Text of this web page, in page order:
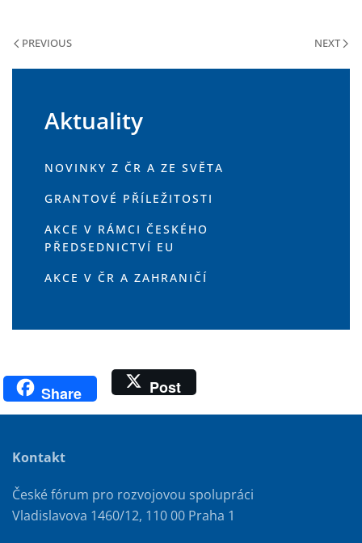
PREVIOUS NEXT
Aktuality
NOVINKY Z ČR A ZE SVĚTA
GRANTOVÉ PŘÍLEŽITOSTI
AKCE V RÁMCI ČESKÉHO
PŘEDSEDNICTVÍ EU
AKCE V ČR A ZAHRANIČÍ
Share Post
Kontakt
České fórum pro rozvojovou spolupráci
Vladislavova 1460/12, 110 00 Praha 1